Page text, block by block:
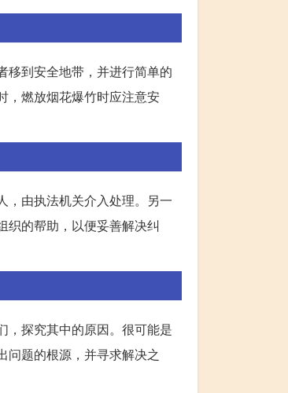
移到安全地带，并进行简单的
，燃放烟花爆竹时应注意安
，由执法机关介入处理。另一
织的帮助，以便妥善解决纠
，探究其中的原因。很可能是
问题的根源，并寻求解决之